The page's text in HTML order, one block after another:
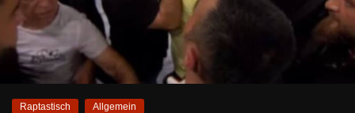
Raptastisch Allgemein